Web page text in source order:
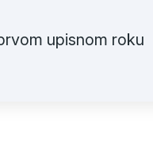
upisnom roku